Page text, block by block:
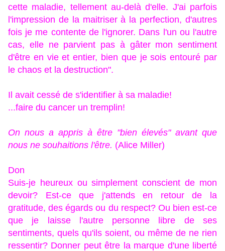
cette maladie, tellement au-delà d'elle. J'ai parfois
l'impression de la maitriser à la perfection, d'autres
fois je me contente de l'ignorer. Dans l'un ou l'autre
cas, elle ne parvient pas à gâter mon sentiment
d'être en vie et entier, bien que je sois entouré par
le chaos et la destruction".
Il avait cessé de s'identifier à sa maladie!
...faire du cancer un tremplin!
On nous a appris à être "bien élevés" avant que
nous ne souhaitions l'être. (Alice Miller)
Don
Suis-je heureux ou simplement conscient de mon
devoir? Est-ce que j'attends en retour de la
gratitude, des égards ou du respect? Ou bien est-ce
que je laisse l'autre personne libre de ses
sentiments, quels qu'ils soient, ou même de ne rien
ressentir? Donner peut être la marque d'une liberté